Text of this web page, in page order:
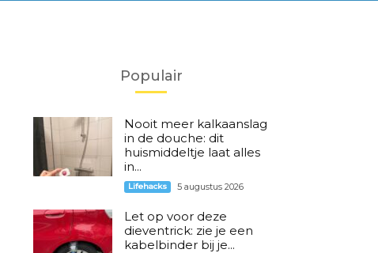
Populair
Nooit meer kalkaanslag
in de douche: dit
huismiddeltje laat alles
in...
Lifehacks 5 augustus 2026
Let op voor deze
dieventrick: zie je een
kabelbinder bij je...